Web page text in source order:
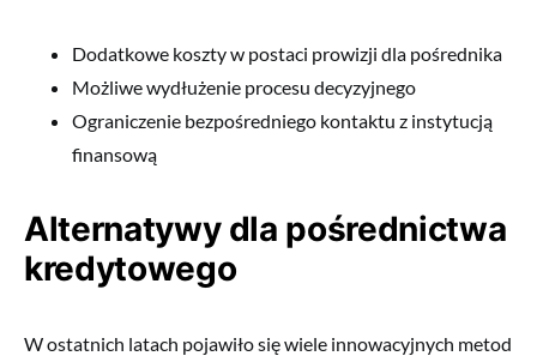
Dodatkowe koszty w postaci prowizji dla pośrednika
Możliwe wydłużenie procesu decyzyjnego
Ograniczenie bezpośredniego kontaktu z instytucją
finansową
Alternatywy dla pośrednictwa
kredytowego
W ostatnich latach pojawiło się wiele innowacyjnych metod